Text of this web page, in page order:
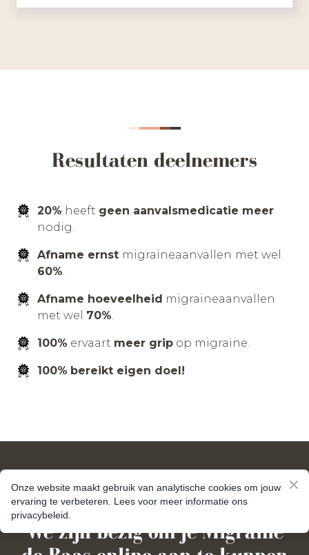
Resultaten deelnemers
20% heeft geen aanvalsmedicatie meer
nodig.
Afname ernst migraineaanvallen met wel
60%
Afname hoeveelheid migraineaanvallen
met wel 70%
100% ervaart meer grip op migraine.
100% bereikt eigen doel!
We zijn bezig om je Migraine
Onze website maakt gebruik van analytische cookies om jouw
ervaring te verbeteren. Lees voor meer informatie ons
privacybeleid.